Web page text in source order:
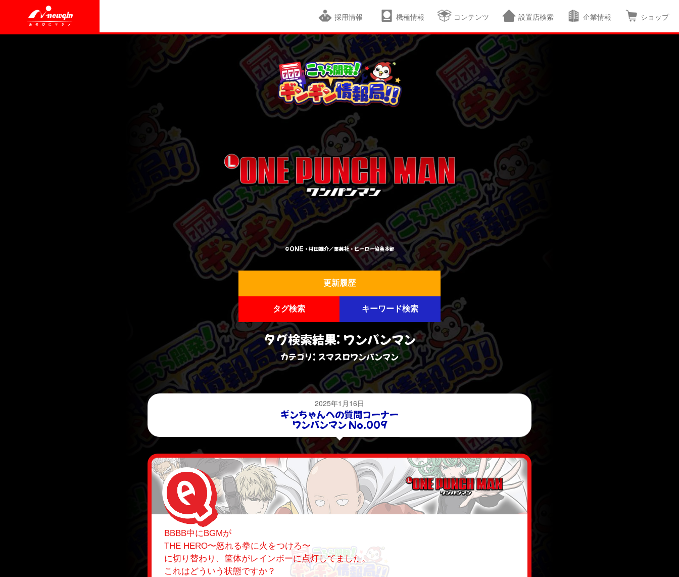
採用情報 機種情報 コンテンツ 設置店検索 企業情報 ショップ
©ONE・村田雄介／集英社・ヒーロー協会本部
更新履歴
タグ検索 キーワード検索
タグ検索結果: ワンパンマン
カテゴリ: スマスロワンパンマン
2025年1月16日
ギンちゃんへの質問コーナー
ワンパンマン No.009
BBBB中にBGMが
THE HERO〜怒れる拳に火をつけろ〜
に切り替わり、筐体がレインボーに点灯してました。
これはどういう状態ですか？